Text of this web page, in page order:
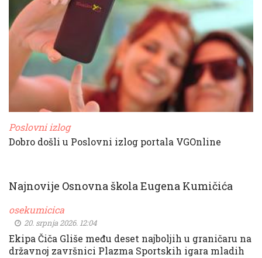
Poslovni izlog
Dobro došli u Poslovni izlog portala VGOnline
Najnovije Osnovna škola Eugena Kumičića
osekumicica
20. srpnja 2026. 12:04
Ekipa Čiča Gliše među deset najboljih u graničaru na
državnoj završnici Plazma Sportskih igara mladih